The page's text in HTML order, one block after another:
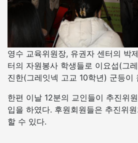
영수 교육위원장, 유권자 센터의 박
터의 자원봉사 학생들로 이요섭(그
진한(그레잇넥 고교 10학년) 군등이
한편 이날 12분의 교인들이 추진위
입을 하였다. 후원회원들은 추진위
할 수 있다.